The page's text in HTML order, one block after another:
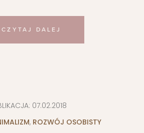
CZYTAJ DALEJ
07.02.2018
, ROZWÓJ OSOBISTY